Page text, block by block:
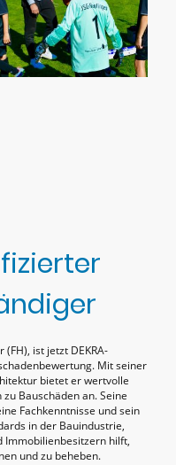
ist jetzt DEKRA-
Mit seiner
bietet er wertvolle
Bauschäden an. Seine
Fachkenntnisse und sein
in der Bauindustrie,
Immobilienbesitzern hilft,
und zu beheben.